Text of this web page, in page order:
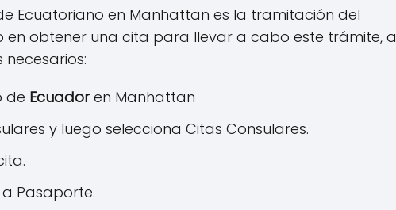
Ecuatoriano en Manhattan es la tramitación del
en obtener una cita para llevar a cabo este trámite, a
de Ecuadoren Manhattan
y luego selecciona Citas Consulares.
Pasaporte.